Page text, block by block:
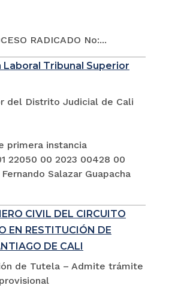
RADICADO No:...
Laboral Tribunal Superior
del Distrito Judicial de Cali
primera instancia
22050 00 2023 00428 00
Salazar Guapacha
CIVIL DEL CIRCUITO
EN RESTITUCIÓN DE
DE CALI
de Tutela – Admite trámite